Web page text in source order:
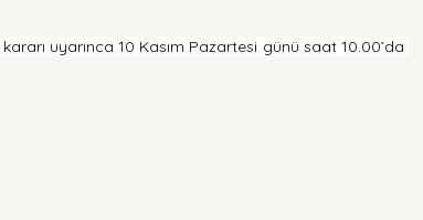
uyarınca 10 Kasım Pazartesi günü saat 10.00’da